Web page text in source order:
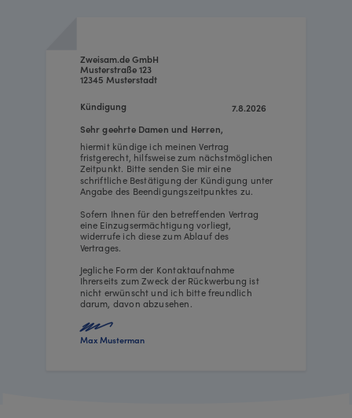
7.8.2026
Zweisam.de GmbH
Musterstraße 123
12345 Musterstadt
hiermit kündige ich meinen Vertrag
fristgerecht, hilfsweise zum nächstmöglichen
Zeitpunkt. Bitte senden Sie mir eine
schriftliche Bestätigung der Kündigung unter
Angabe des Beendigungszeitpunktes zu.
Sofern Ihnen für den betreffenden Vertrag
eine Einzugsermächtigung vorliegt,
widerrufe ich diese zum Ablauf des
Vertrages.
Jegliche Form der Kontaktaufnahme
Ihrerseits zum Zweck der Rückwerbung ist
nicht erwünscht und ich bitte freundlich
darum, davon abzusehen.
Sehr geehrte Damen und Herren,
Kündigung
Max Musterman